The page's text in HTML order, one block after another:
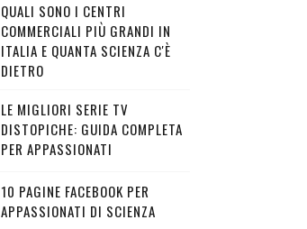
QUALI SONO I CENTRI
COMMERCIALI PIÙ GRANDI IN
ITALIA E QUANTA SCIENZA C'È
DIETRO
LE MIGLIORI SERIE TV
DISTOPICHE: GUIDA COMPLETA
PER APPASSIONATI
10 PAGINE FACEBOOK PER
APPASSIONATI DI SCIENZA